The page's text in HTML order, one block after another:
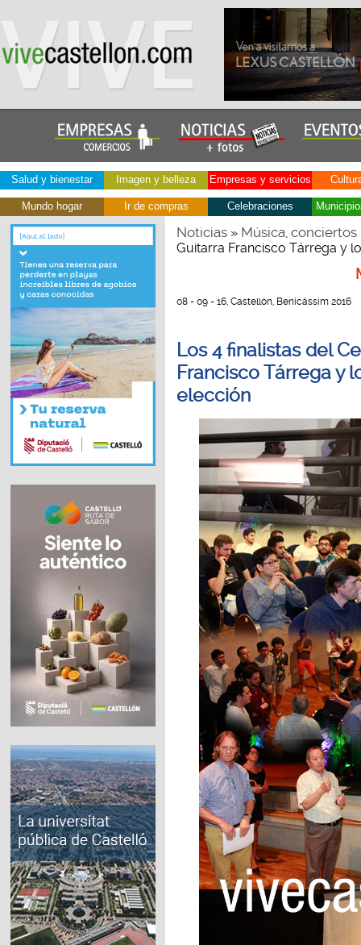
Salud y bienestar Imagen y belleza Empresas y servicios
Mundo hogar Ir de compras Celebraciones
Noticias» Música, conciertos
Guitarra Francisco Tárrega y
08 - 09 - 16, Castellón, Benicàssim 2016
Los 4 finalistas del
Francisco Tárrega y
elección